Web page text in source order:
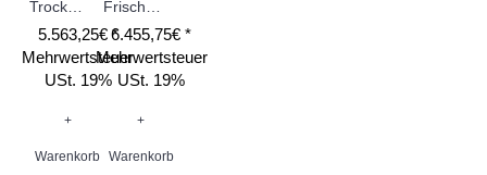
5.563,25€ *
Mehrwertsteuer
USt. 19%
+
Warenkorb
6.455,75€ *
Mehrwertsteuer
USt. 19%
+
Warenkorb